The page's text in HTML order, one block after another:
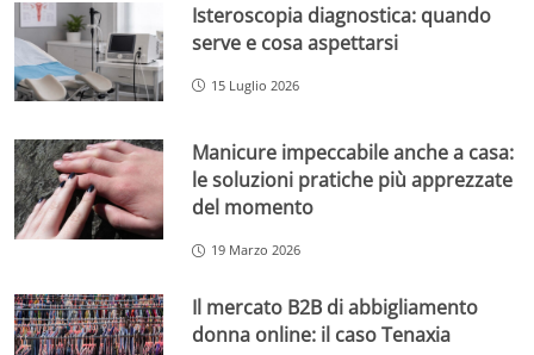
Isteroscopia diagnostica: quando
serve e cosa aspettarsi
15 Luglio 2026
Manicure impeccabile anche a casa:
le soluzioni pratiche più apprezzate
del momento
19 Marzo 2026
Il mercato B2B di abbigliamento
donna online: il caso Tenaxia